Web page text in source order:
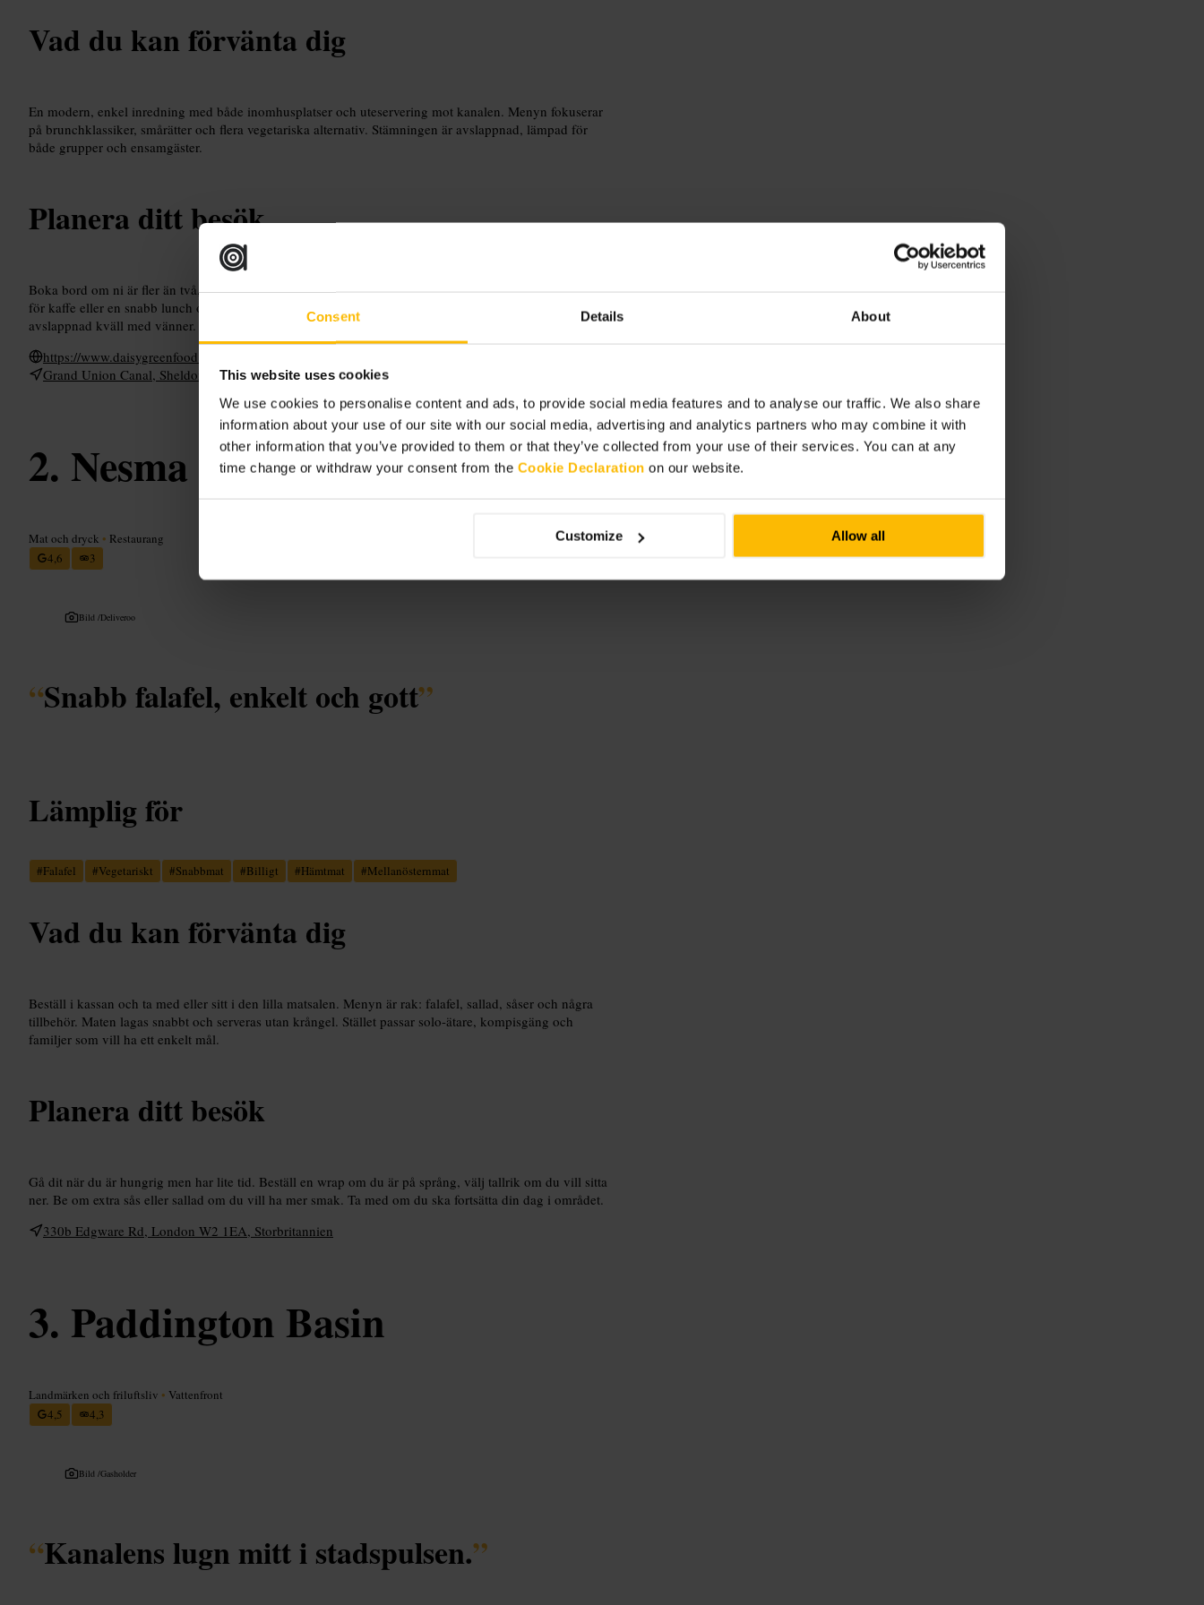
Consent Details About
This website uses cookies
We use cookies to personalise content and ads, to provide social media features and to analyse our traffic. We also share
information about your use of our site with our social media, advertising and analytics partners who may combine it with
other information that you’ve provided to them or that they’ve collected from your use of their services. You can at any
time change or withdraw your consent from the Cookie Declaration on our website.
Customize Allow all
Vad du kan förvänta dig
En modern, enkel inredning med både inomhusplatser och uteservering mot kanalen. Menyn fokuserar
på brunchklassiker, smårätter och flera vegetariska alternativ. Stämningen är avslappnad, lämpad för
både grupper och ensamgäster.
Planera ditt besök
Boka bord om ni är fler än två, särskilt helger. Välj uteservering om vädret tillåter för bättre utsikt. Kom
för kaffe eller en snabb lunch om du vill undvika rusning. Perfekt för en informell jobb­lunch eller
avslappnad kväll med vänner.
https://www.daisygreenfood.com/location-darcie-may
Grand Union Canal, Sheldon Square, Central W2 6DS, UK
Nesma Falafel
Mat och dryck • Restaurang
4,6
3
Bild /Deliveroo
“Snabb falafel, enkelt och gott”
Lämplig för
#Falafel #Vegetariskt #Snabbmat #Billigt #Hämtmat #Mellanösternmat
Vad du kan förvänta dig
Beställ i kassan och ta med eller sitt i den lilla matsalen. Menyn är rak: falafel, sallad, såser och några
tillbehör. Maten lagas snabbt och serveras utan krångel. Stället passar solo-ätare, kompisgäng och
familjer som vill ha ett enkelt mål.
Planera ditt besök
Gå dit när du är hungrig men har lite tid. Beställ en wrap om du är på språng, välj tallrik om du vill sitta
ner. Be om extra sås eller sallad om du vill ha mer smak. Ta med om du ska fortsätta din dag i området.
330b Edgware Rd, London W2 1EA, Storbritannien
Paddington Basin
Landmärken och friluftsliv • Vattenfront
4,5
4,3
Bild /Gasholder
“Kanalens lugn mitt i stadspulsen.”